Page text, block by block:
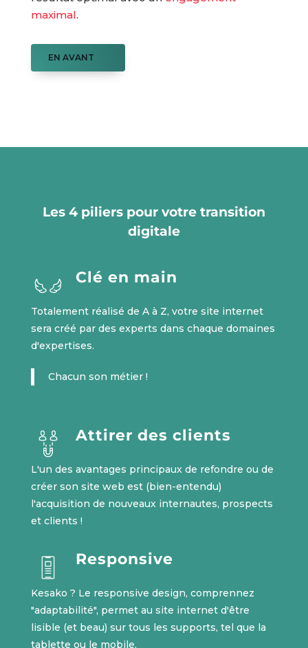
maximal.
EN AVANT
Les 4 piliers pour votre transition
digitale
Clé en main
Totalement réalisé de A à Z, votre site internet
sera créé par des experts dans chaque domaines
d'expertises.
Chacun son métier !
Attirer des clients
L'un des avantages principaux de refondre ou de
créer son site web est (bien-entendu)
l'acquisition de nouveaux internautes, prospects
et clients !
Responsive
Kesako ? Le responsive design, comprennez
"adaptabilité", permet au site internet d'être
lisible (et beau) sur tous les supports, tel que la
tablette ou le mobile.